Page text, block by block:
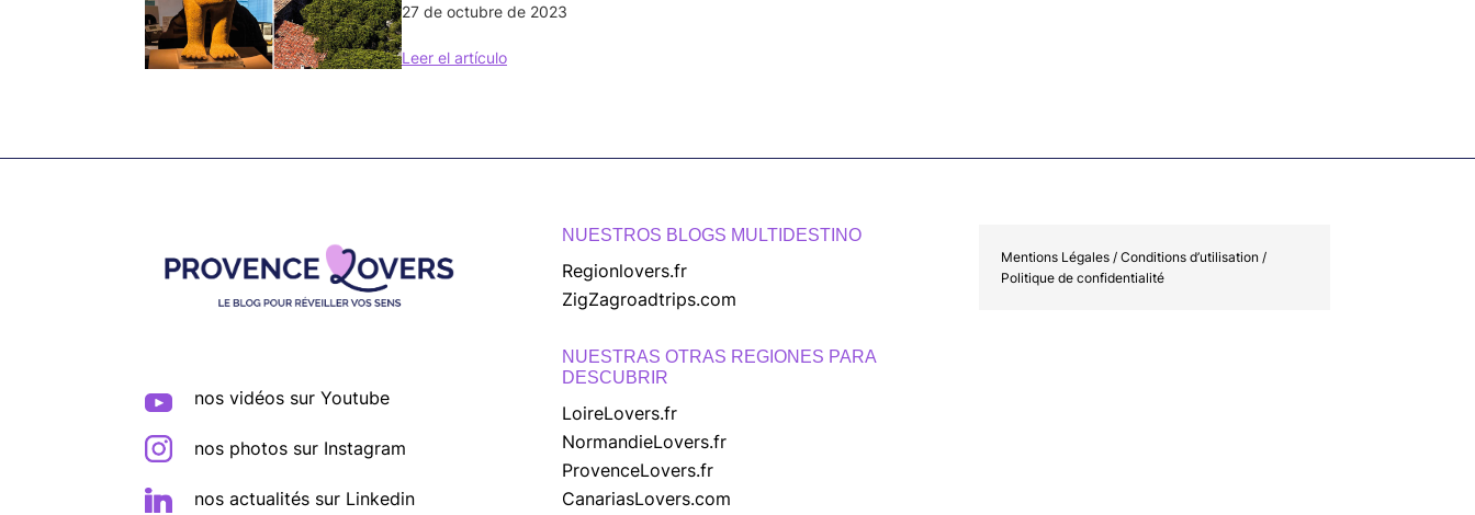
27 de octubre de 2023
Leer el artículo
nos vidéos sur Youtube
nos photos sur Instagram
nos actualités sur Linkedin
NUESTROS BLOGS MULTIDESTINO
Regionlovers.fr
ZigZagroadtrips.com
NUESTRAS OTRAS REGIONES PARA
DESCUBRIR
LoireLovers.fr
NormandieLovers.fr
ProvenceLovers.fr
CanariasLovers.com
Mentions Légales / Conditions d’utilisation /
Politique de confidentialité